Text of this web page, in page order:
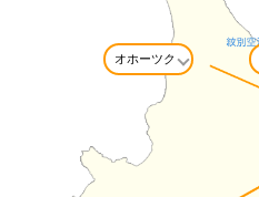
オホーツク